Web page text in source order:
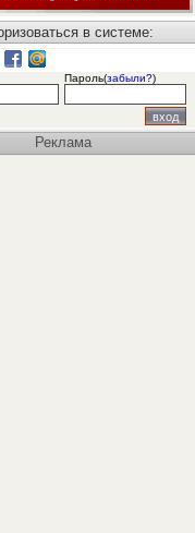
в системе:
Пароль(забыли?)
Реклама